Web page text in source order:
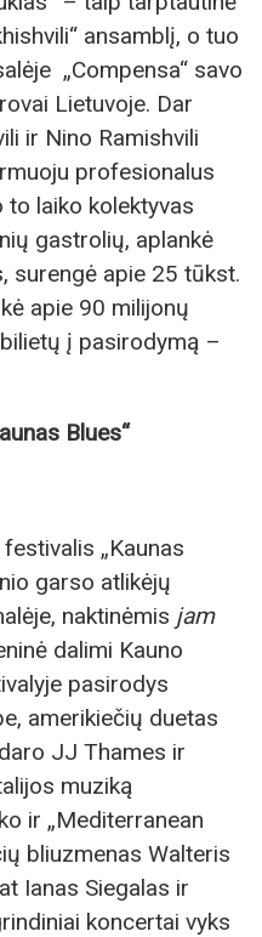
ansamblį, o tuo
„Compensa“ savo
Lietuvoje. Dar
ir Nino Ramishvili
profesionalus
to laiko kolektyvas
gastrolių, aplankė
surengė apie 25 tūkst.
apie 90 milijonų
į pasirodymą –
Blues“
„Kaunas
garso atlikėjų
naktinėmis jam
dalimi Kauno
pasirodys
amerikiečių duetas
JJ Thames ir
muziką
ir „Mediterranean
bliuzmenas Walteris
Ianas Siegalas ir
koncertai vyks